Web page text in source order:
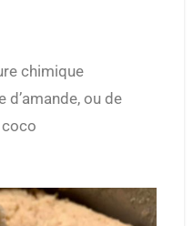
chimique
ou de